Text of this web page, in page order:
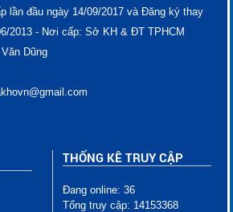
lần đầu ngày 14/09/2017 và Đăng ký thay
2013 - Nơi cấp: Sở KH & ĐT TPHCM
Dũng
THỐNG KÊ TRUY CẬP
Đang online: 36
Tổng truy cập: 14153368